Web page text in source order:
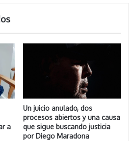
a
Un juicio anulado, dos
procesos abiertos y una causa
que sigue buscando justicia
por Diego Maradona